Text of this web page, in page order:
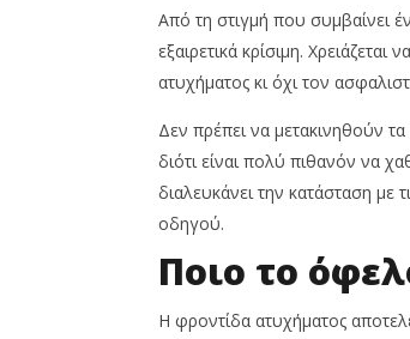
Από τη στιγμή που συμβαίνει
εξαιρετικά κρίσιμη.
ατυχήματος κι όχι τον
Δεν πρέπει να μετακινηθούν
διότι είναι πολύ πιθανόν να
διαλευκάνει την κατάσταση με
οδηγού.
Ποιο το
Η φροντίδα ατυχήματος